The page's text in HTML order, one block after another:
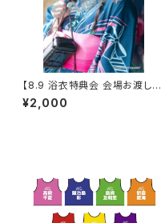
【8.9 浴衣特典会 会場お渡し限
定】渡辺未詩 浴衣ポートレート
※発送はいたしません
¥2,000